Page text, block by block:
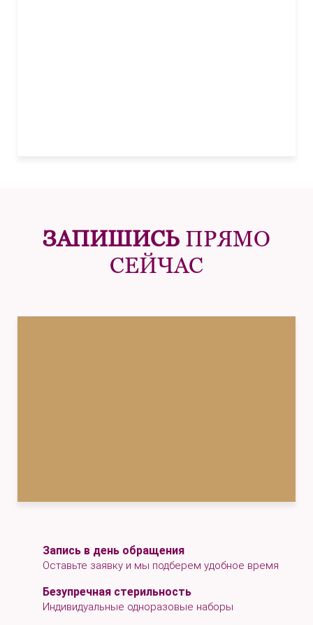
ЗАПИШИСЬ ПРЯМО
СЕЙЧАС
Запись в день обращения
Оставьте заявку и мы подберем удобное время
Безупречная стерильность
Индивидуальные одноразовые наборы